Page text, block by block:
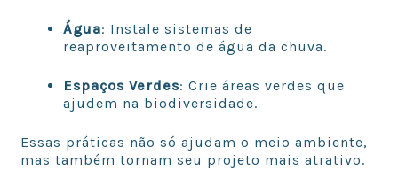
Água: Instale sistemas de
reaproveitamento de água da chuva.
Espaços Verdes: Crie áreas verdes que
ajudem na biodiversidade.
Essas práticas não só ajudam o meio ambiente,
mas também tornam seu projeto mais atrativo.